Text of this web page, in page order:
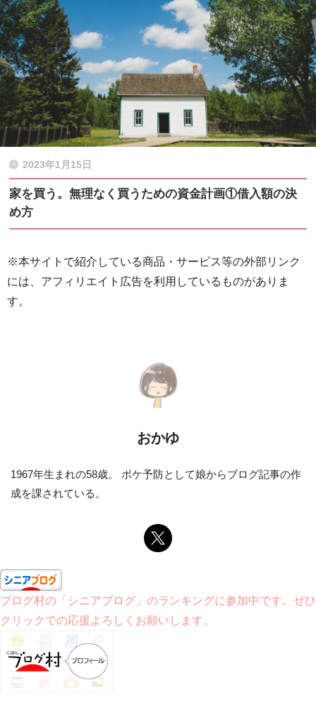
2023年1月15日
家を買う。無理なく買うための資金計画①借入額の決
め方
※本サイトで紹介している商品・サービス等の外部リンク
には、アフィリエイト広告を利用しているものがありま
す。
おかゆ
1967年生まれの58歳。 ボケ予防として娘からブログ記事の作
成を課されている。
ブログ村の「シニアブログ」のランキングに参加中です。ぜひ
クリックでの応援よろしくお願いします。